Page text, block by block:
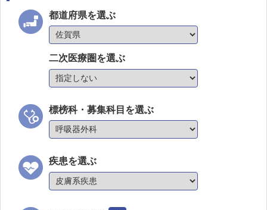
都道府県を選ぶ
二次医療圏を選ぶ
標榜科・募集科目を選ぶ
疾患を選ぶ